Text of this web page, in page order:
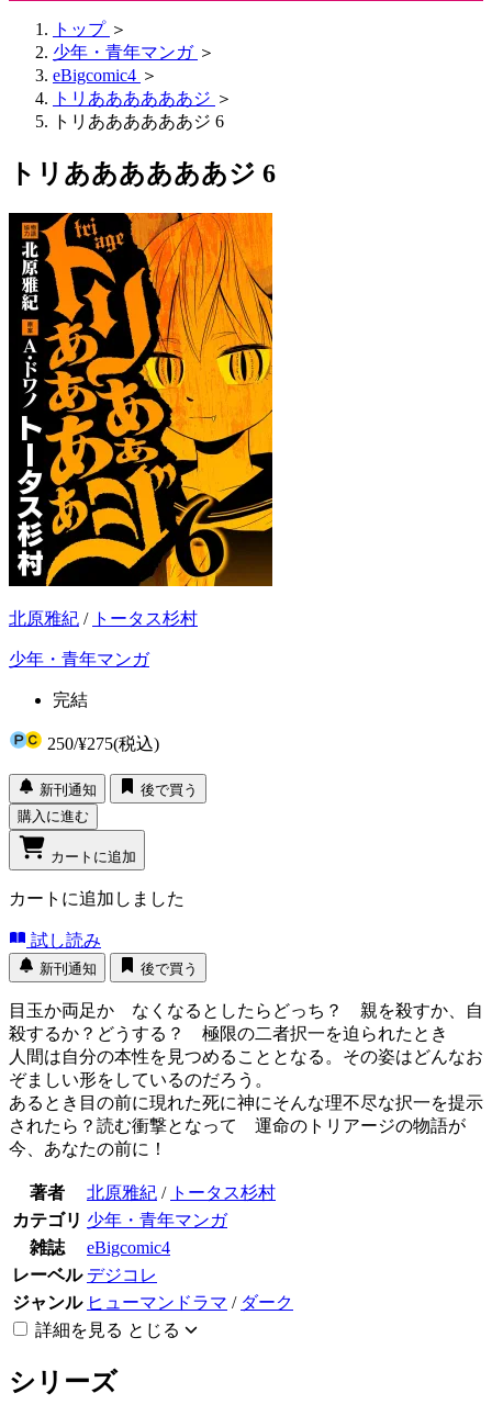
トップ ＞
少年・青年マンガ ＞
eBigcomic4 ＞
トリああああああジ ＞
トリああああああジ 6
トリああああああジ 6
北原雅紀 / トータス杉村
少年・青年マンガ
完結
250/¥275(税込)
新刊通知
後で買う
購入に進む
カートに追加
カートに追加しました
試し読み
新刊通知 後で買う
目玉か両足か なくなるとしたらどっち？ 親を殺すか、自
殺するか？どうする？ 極限の二者択一を迫られたとき
人間は自分の本性を見つめることとなる。その姿はどんなお
ぞましい形をしているのだろう。
あるとき目の前に現れた死に神にそんな理不尽な択一を提示
されたら？読む衝撃となって 運命のトリアージの物語が
今、あなたの前に！
著者 北原雅紀 / トータス杉村
カテゴリ 少年・青年マンガ
雑誌
eBigcomic4
レーベル デジコレ
ジャンル ヒューマンドラマ / ダーク
詳細を見る とじる
シリーズ